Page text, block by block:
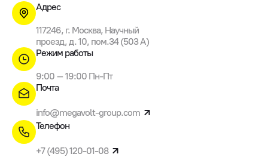
Адрес
117246, г. Москва, Научный
проезд, д. 10, пом.34 (503 A)
Режим работы
9:00 – 19:00 Пн-Пт
Почта
info@megavolt-group.com
Телефон
+7 (495) 120-01-08